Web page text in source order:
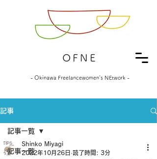
OFNE
- Okinawa Freelancewomen's NEtwork -
記事
記事一覧
記事一覧
Shinko Miyagi
2022年10月26日 読了時間: 3分